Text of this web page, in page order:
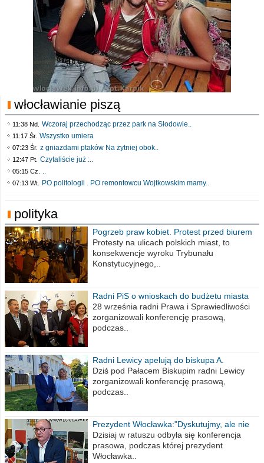
włocławianie piszą
11:38 Nd. Wczoraj przechodząc przez park na Słodowie..
11:17 Śr. Wszystko umiera
07:23 Śr. z gniazdami ptaków Na żytniej obok..
12:47 Pt. Czytaliście już :..
05:15 Cz. ..
07:13 Wt. PO politologii . PO remontowcu Wojtkowskim mamy..
polityka
Pogrzeb praw kobiet. Protest przed biurem
poselskim PiS
Protesty na ulicach polskich miast, to
konsekwencje wyroku Trybunału
Konstytucyjnego,..
Radni PiS o wnioskach do budżetu miasta
na 2021 rok
28 września radni Prawa i Sprawiedliwości
zorganizowali konferencję prasową,
podczas..
Radni Lewicy apelują do biskupa A.
Wiesława Meringa
Dziś pod Pałacem Biskupim radni Lewicy
zorganizowali konferencję prasową,
podczas..
Prezydent Włocławka:"Dyskutujmy, ale nie
obrażajmy się”
Dzisiaj w ratuszu odbyła się konferencja
prasowa, podczas której prezydent
Włocławka..